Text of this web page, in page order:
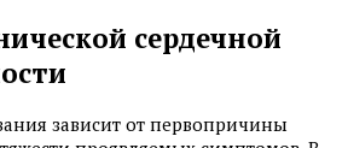
сердечной
зависит от первопричины